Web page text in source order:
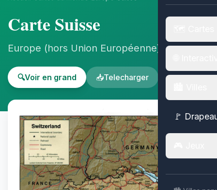
🚩
Carte Suisse
Europe (hors Union Européenne) - Europe
🔍Voir en grand 📥Telecharger